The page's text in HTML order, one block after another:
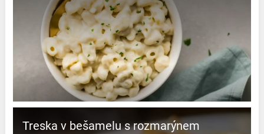
Treska v bešamelu s rozmarýnem